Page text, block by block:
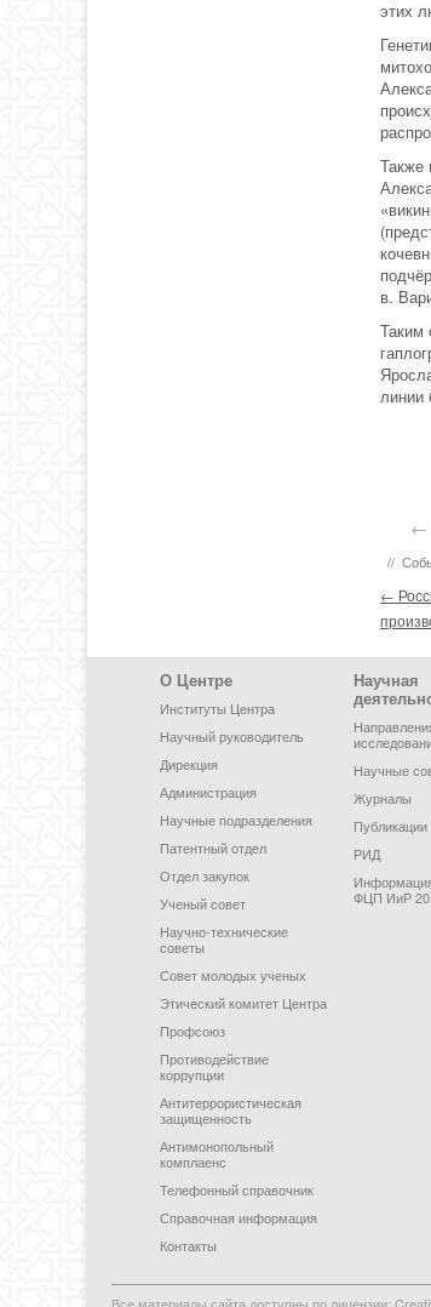
этих
Также
в.
Таким
←
//
Post
←
Footer Menu
О Центре
Институты Центра
Научный руководитель
Дирекция
Администрация
Научные подразделения
Патентный отдел
Отдел закупок
Ученый совет
Научно-технические
советы
Совет молодых ученых
Этический комитет Центра
Профсоюз
Противодействие
коррупции
Антитеррористическая
защищенность
Антимонопольный
комплаенс
Телефонный справочник
Справочная информация
Контакты
Научная
Научные
Журналы
Публикации
РИД
ФЦП ИиР
Все материалы сайта доступны по лицензии: